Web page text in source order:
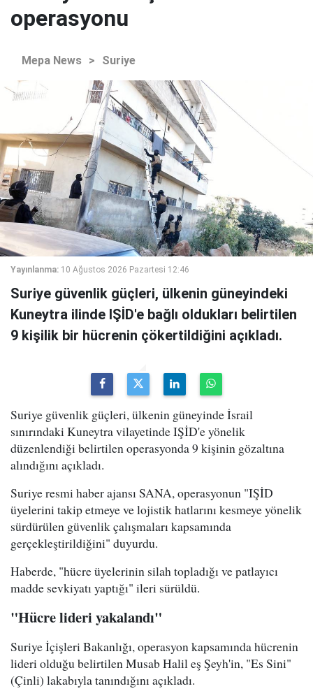
operasyonu
Mepa News > Suriye
Yayınlanma: 10 Ağustos 2026 Pazartesi 12:46
Suriye güvenlik güçleri, ülkenin güneyindeki
Kuneytra ilinde IŞİD'e bağlı oldukları belirtilen
9 kişilik bir hücrenin çökertildiğini açıkladı.
Suriye güvenlik güçleri, ülkenin güneyinde İsrail
sınırındaki Kuneytra vilayetinde IŞİD'e yönelik
düzenlendiği belirtilen operasyonda 9 kişinin gözaltına
alındığını açıkladı.
Suriye resmi haber ajansı SANA, operasyonun "IŞİD
üyelerini takip etmeye ve lojistik hatlarını kesmeye yönelik
sürdürülen güvenlik çalışmaları kapsamında
gerçekleştirildiğini" duyurdu.
Haberde, "hücre üyelerinin silah topladığı ve patlayıcı
madde sevkiyatı yaptığı" ileri sürüldü.
"Hücre lideri yakalandı"
Suriye İçişleri Bakanlığı, operasyon kapsamında hücrenin
lideri olduğu belirtilen Musab Halil eş Şeyh'in, "Es Sini"
(Çinli) lakabıyla tanındığını açıkladı.